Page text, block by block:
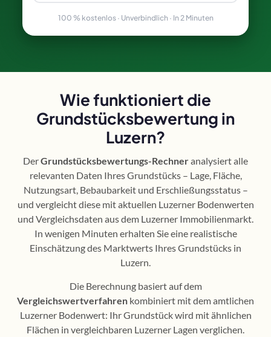
100 % kostenlos · Unverbindlich · In 2 Minuten
Wie funktioniert die
Grundstücksbewertung in
Luzern?
DerGrundstücksbewertungs-Rechneranalysiert alle
relevanten Daten Ihres Grundstücks – Lage, Fläche,
Nutzungsart, Bebaubarkeit und Erschließungsstatus –
und vergleicht diese mit aktuellen Luzerner Bodenwerten
und Vergleichsdaten aus dem Luzerner Immobilienmarkt.
In wenigen Minuten erhalten Sie eine realistische
Einschätzung des Marktwerts Ihres Grundstücks in
Luzern.
Die Berechnung basiert auf dem
Vergleichswertverfahren kombiniert mit dem amtlichen
Luzerner Bodenwert: Ihr Grundstück wird mit ähnlichen
Flächen in vergleichbaren Luzerner Lagen verglichen.